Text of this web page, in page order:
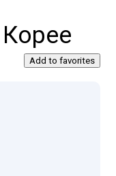
Add to favorites